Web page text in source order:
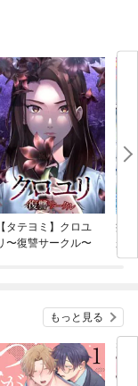
【タテヨミ】クロユ
〜復讐サークル〜
病
が
ぎ
もっと見る